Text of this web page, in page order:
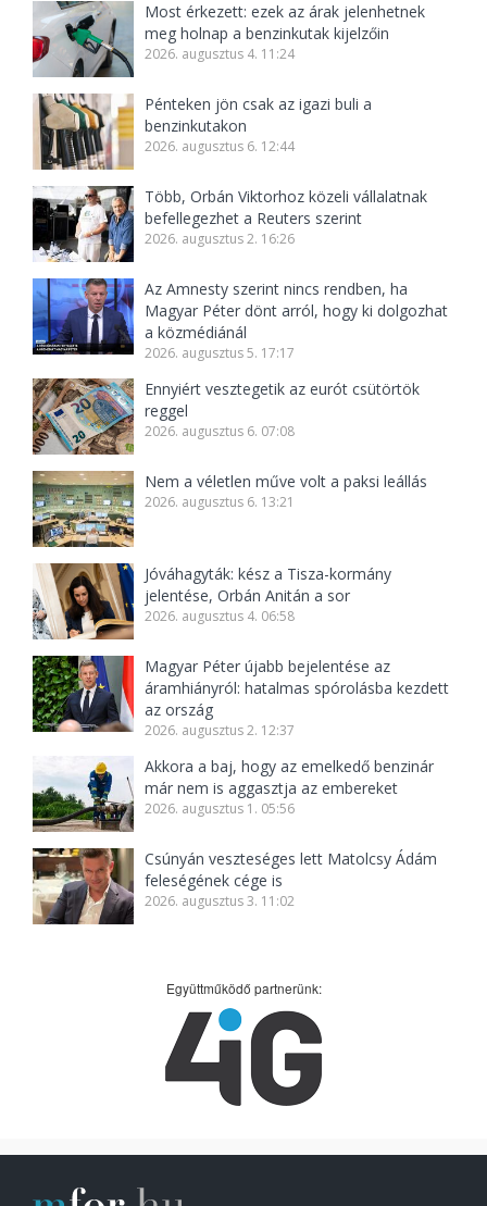
Most érkezett: ezek az árak jelenhetnek
meg holnap a benzinkutak kijelzőin
2026. augusztus 4. 11:24
Pénteken jön csak az igazi buli a
benzinkutakon
2026. augusztus 6. 12:44
Több, Orbán Viktorhoz közeli vállalatnak
befellegezhet a Reuters szerint
2026. augusztus 2. 16:26
Az Amnesty szerint nincs rendben, ha
Magyar Péter dönt arról, hogy ki dolgozhat
a közmédiánál
2026. augusztus 5. 17:17
Ennyiért vesztegetik az eurót csütörtök
reggel
2026. augusztus 6. 07:08
Nem a véletlen műve volt a paksi leállás
2026. augusztus 6. 13:21
Jóváhagyták: kész a Tisza-kormány
jelentése, Orbán Anitán a sor
2026. augusztus 4. 06:58
Magyar Péter újabb bejelentése az
áramhiányról: hatalmas spórolásba kezdett
az ország
2026. augusztus 2. 12:37
Akkora a baj, hogy az emelkedő benzinár
már nem is aggasztja az embereket
2026. augusztus 1. 05:56
Csúnyán veszteséges lett Matolcsy Ádám
feleségének cége is
2026. augusztus 3. 11:02
Együttműködő partnerünk: